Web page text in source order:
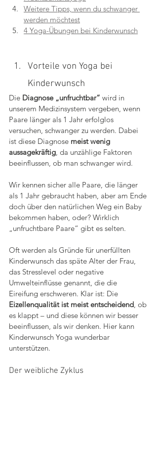
Weitere Tipps, wenn du schwanger
werden möchtest
4 Yoga-Übungen bei Kinderwunsch
Vorteile von Yoga bei
Kinderwunsch
Die Diagnose „unfruchtbar“ wird in
unserem Medizinsystem vergeben, wenn
Paare länger als 1 Jahr erfolglos
versuchen, schwanger zu werden. Dabei
ist diese Diagnose meist wenig
aussagekräftig , da unzählige Faktoren
beeinflussen, ob man schwanger wird.
Wir kennen sicher alle Paare, die länger
als 1 Jahr gebraucht haben, aber am Ende
doch über den natürlichen Weg ein Baby
bekommen haben, oder? Wirklich
„unfruchtbare Paare“ gibt es selten.
Oft werden als Gründe für unerfüllten
Kinderwunsch das späte Alter der Frau,
das Stresslevel oder negative
Umwelteinflüsse genannt, die die
Eireifung erschweren. Klar ist: Die
Eizellenqualität ist meist entscheidend , ob
es klappt – und diese können wir besser
beeinflussen, als wir denken. Hier kann
Kinderwunsch Yoga wunderbar
unterstützen.
Der weibliche Zyklus